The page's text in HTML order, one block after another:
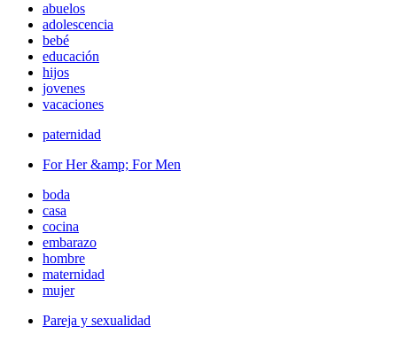
abuelos
adolescencia
bebé
educación
hijos
jovenes
vacaciones
paternidad
For Her &amp; For Men
boda
casa
cocina
embarazo
hombre
maternidad
mujer
Pareja y sexualidad